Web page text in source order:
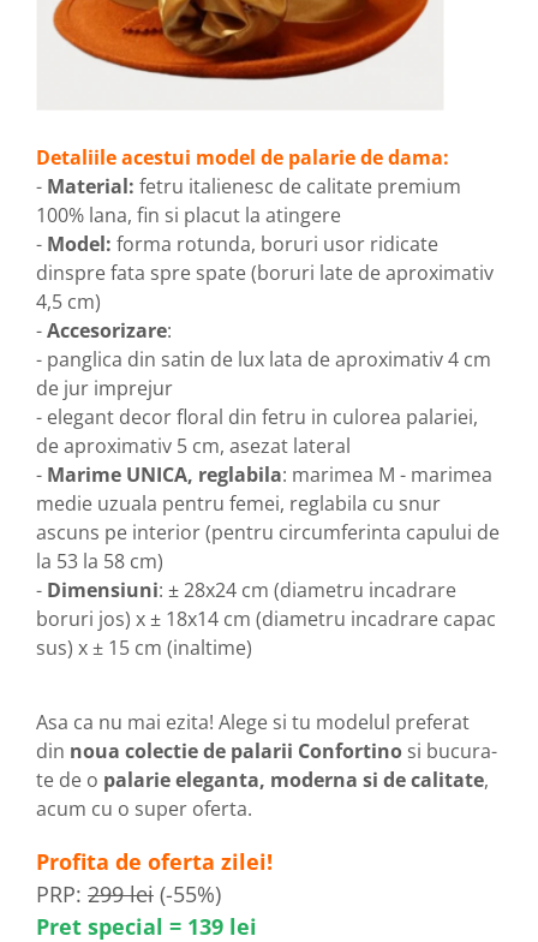
Detaliile acestui model de palarie de dama:
- Material: fetru italienesc de calitate premium
100% lana, fin si placut la atingere
- Model: forma rotunda, boruri usor ridicate
dinspre fata spre spate (boruri late de aproximativ
4,5 cm)
-Accesorizare:
- panglica din satin de lux lata de aproximativ 4 cm
de jur imprejur
- elegant decor floral din fetru in culorea palariei,
de aproximativ 5 cm, asezat lateral
- Marime UNICA, reglabila: marimea M - marimea
medie uzuala pentru femei, reglabila cu snur
ascuns pe interior (pentru circumferinta capului de
la 53 la 58 cm)
- Dimensiuni: ± 28x24 cm (diametru incadrare
boruri jos) x ± 18x14 cm (diametru incadrare capac
sus) x ± 15 cm (inaltime)
Asa ca nu mai ezita! Alege si tu modelul preferat
din noua colectie de palarii Confortino si bucura-
te de o palarie eleganta, moderna si de calitate,
acum cu o super oferta.
Profita de oferta zilei!
PRP: 299 lei (-55%)
Pret special = 139 lei